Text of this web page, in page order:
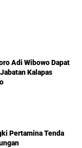
Adi Wibowo Dapat
Kalapas
Pertamina Tenda